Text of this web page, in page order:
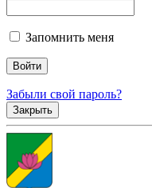
Запомнить меня
Забыли свой пароль?
Закрыть